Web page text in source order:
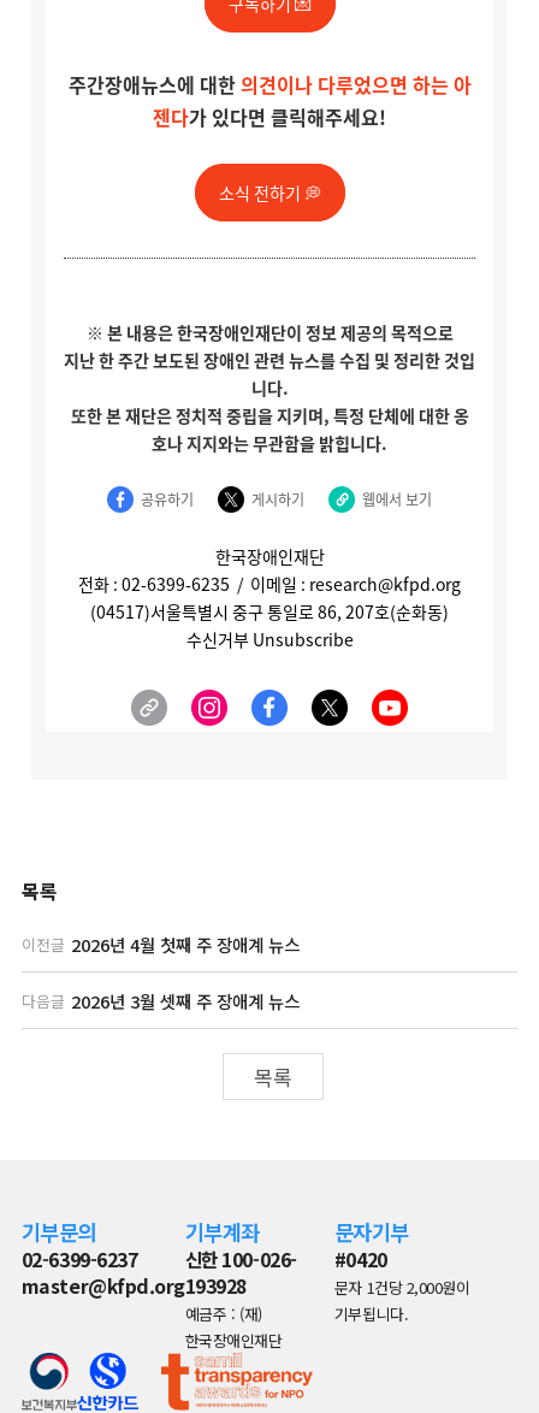
목록
이전글 2026년 4월 첫째 주 장애계 뉴스
다음글 2026년 3월 셋째 주 장애계 뉴스
목록
기부문의
02-6399-6237
master@kfpd.org
기부계좌
신한 100-026-
193928
예금주 : (재)
한국장애인재단
문자기부
#0420
문자 1건당 2,000원이
기부됩니다.